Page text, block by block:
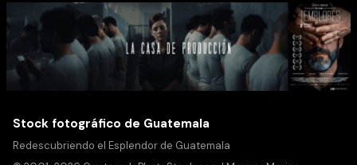
Stock fotográfico de Guatemala
Redescubriendo el Esplendor de Guatemala